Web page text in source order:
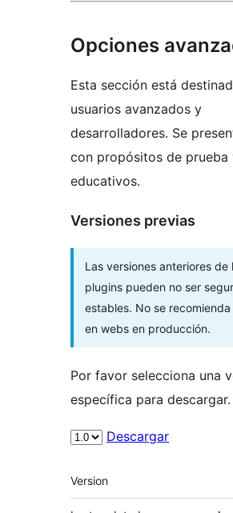
Opciones
Esta sección está
usuarios avanzados y
desarrolladores. Se
con propósitos de prueba
educativos.
Versiones previas
Las versiones anteriores de
plugins pueden no ser
estables. No se recomienda
en webs en producción.
Por favor selecciona una
específica para descargar.
Descargar
Meta
Version